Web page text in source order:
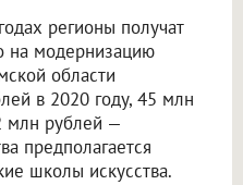
регионы получат
на модернизацию
области
в 2020 году, 45 млн
млн рублей —
предполагается
школы искусства.